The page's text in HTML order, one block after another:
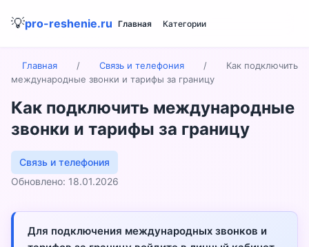
💡pro-reshenie.ru Главная Категории
Главная / Связь и телефония /
Как подключить
международные звонки и тарифы за границу
Как подключить международные
звонки и тарифы за границу
Связь и телефония
Обновлено: 18.01.2026
Для подключения международных звонков и